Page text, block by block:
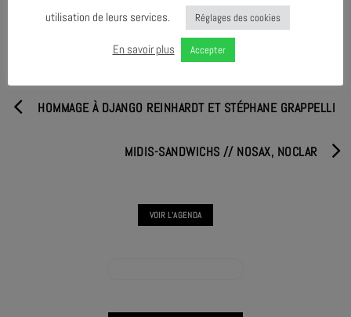
HOMMAGE À DJANGO REINHARDT ET STÉPHANE GRAPPELLI
MIDIS-SANDWICHS // NOSAX, NOCLAR
VOIR L'AGENDA
utilisation de leurs services.
Réglages des cookies
En savoir plus Accepter